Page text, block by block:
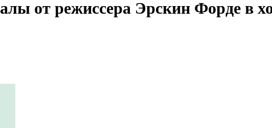
от режиссера Эрскин Форде в